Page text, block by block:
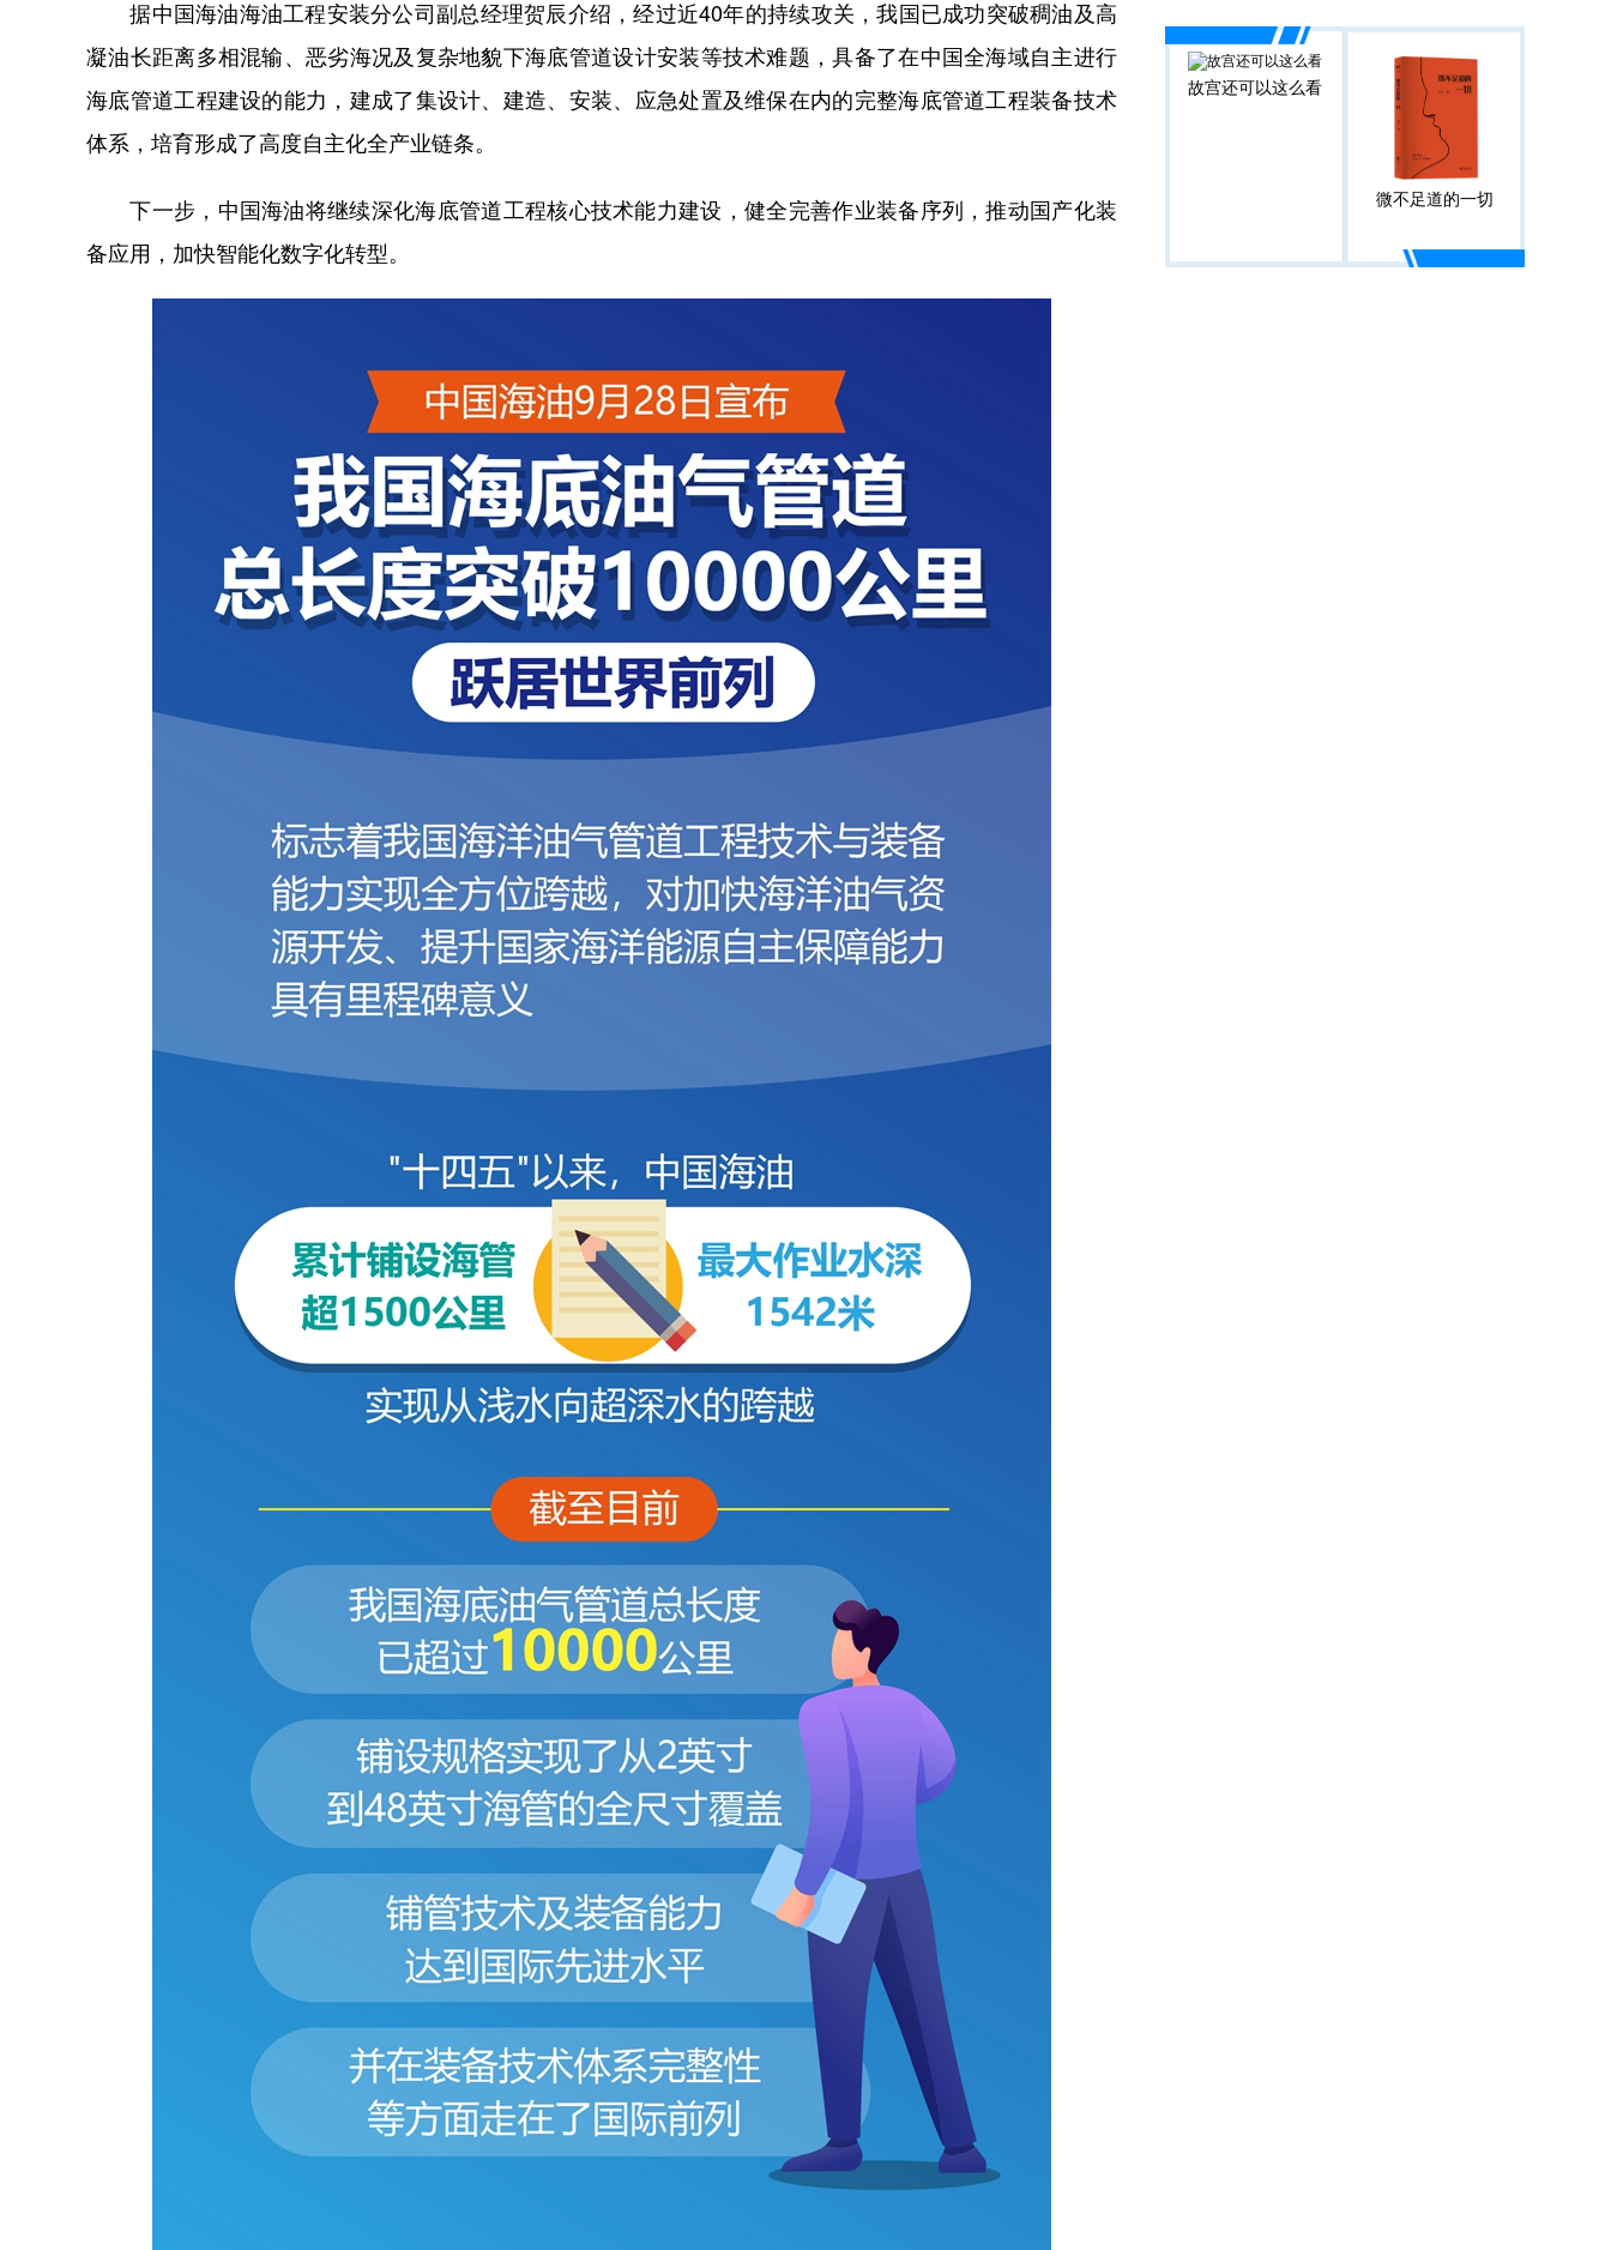
据中国海油海油工程安装分公司副总经理贺辰介绍，经过近40年的持续攻关，我国已成功突破稠油及高
凝油长距离多相混输、恶劣海况及复杂地貌下海底管道设计安装等技术难题，具备了在中国全海域自主进行
海底管道工程建设的能力，建成了集设计、建造、安装、应急处置及维保在内的完整海底管道工程装备技术
体系，培育形成了高度自主化全产业链条。
下一步，中国海油将继续深化海底管道工程核心技术能力建设，健全完善作业装备序列，推动国产化装
备应用，加快智能化数字化转型。
故宫还可以这么看
微不足道的一切